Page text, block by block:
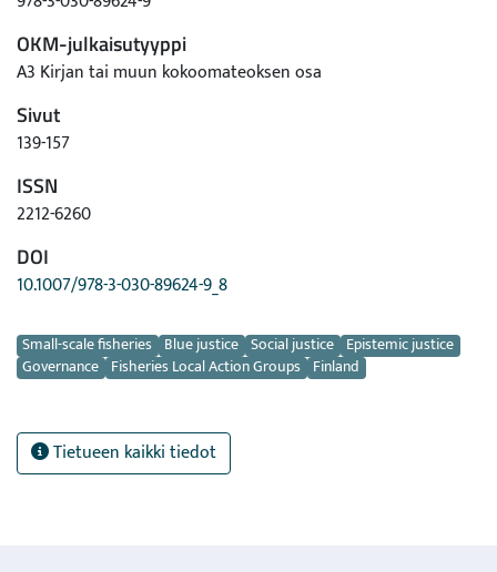
OKM-julkaisutyyppi
A3 Kirjan tai muun kokoomateoksen osa
Sivut
139-157
ISSN
2212-6260
DOI
10.1007/978-3-030-89624-9_8
Avainsanat
Small-scale fisheries Blue justice Social justice Epistemic justice
Governance Fisheries Local Action Groups Finland
Tietueen kaikki tiedot